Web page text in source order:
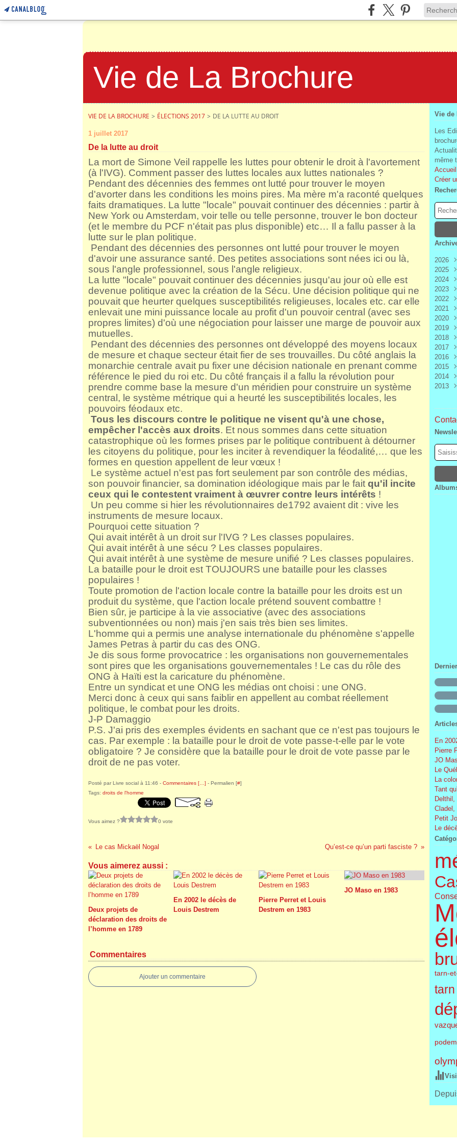
Vie de La Brochure
VIE DE LA BROCHURE > ÉLECTIONS 2017 > DE LA LUTTE AU DROIT
1 juillet 2017
De la lutte au droit
La mort de Simone Veil rappelle les luttes pour obtenir le droit à l'avortement
(à l'IVG). Comment passer des luttes locales aux luttes nationales ?
Pendant des décennies des femmes ont lutté pour trouver le moyen
d'avorter dans les conditions les moins pires. Ma mère m'a raconté quelques
faits dramatiques. La lutte "locale" pouvait continuer des décennies : partir à
New York ou Amsterdam, voir telle ou telle personne, trouver le bon docteur
(et le membre du PCF n'était pas plus disponible) etc… Il a fallu passer à la
lutte sur le plan politique.
Pendant des décennies des personnes ont lutté pour trouver le moyen
d'avoir une assurance santé. Des petites associations sont nées ici ou là,
sous l'angle professionnel, sous l'angle religieux.
La lutte "locale" pouvait continuer des décennies jusqu'au jour où elle est
devenue politique avec la création de la Sécu. Une décision politique qui ne
pouvait que heurter quelques susceptibilités religieuses, locales etc. car elle
enlevait une mini puissance locale au profit d'un pouvoir central (avec ses
propres limites) d'où une négociation pour laisser une marge de pouvoir aux
mutuelles.
Pendant des décennies des personnes ont développé des moyens locaux
de mesure et chaque secteur était fier de ses trouvailles. Du côté anglais la
monarchie centrale avait pu fixer une décision nationale en prenant comme
référence le pied du roi etc. Du côté français il a fallu la révolution pour
prendre comme base la mesure d'un méridien pour construire un système
central, le système métrique qui a heurté les susceptibilités locales, les
pouvoirs féodaux etc.
Tous les discours contre le politique ne visent qu'à une chose,
empêcher l'accès aux droits. Et nous sommes dans cette situation
catastrophique où les formes prises par le politique contribuent à détourner
les citoyens du politique, pour les inciter à revendiquer la féodalité,… que les
formes en question appellent de leur vœux !
Le système actuel n'est pas fort seulement par son contrôle des médias,
son pouvoir financier, sa domination idéologique mais par le fait qu'il incite
ceux qui le contestent vraiment à œuvrer contre leurs intérêts !
Un peu comme si hier les révolutionnaires de1792 avaient dit : vive les
instruments de mesure locaux.
Pourquoi cette situation ?
Qui avait intérêt à un droit sur l'IVG ? Les classes populaires.
Qui avait intérêt à une sécu ? Les classes populaires.
Qui avait intérêt à une système de mesure unifié ? Les classes populaires.
La bataille pour le droit est TOUJOURS une bataille pour les classes
populaires !
Toute promotion de l'action locale contre la bataille pour les droits est un
produit du système, que l'action locale prétend souvent combattre !
Bien sûr, je participe à la vie associative (avec des associations
subventionnées ou non) mais j'en sais très bien ses limites.
L'homme qui a permis une analyse internationale du phénomène s'appelle
James Petras à partir du cas des ONG.
Je dis sous forme provocatrice : les organisations non gouvernementales
sont pires que les organisations gouvernementales ! Le cas du rôle des
ONG à Haïti est la caricature du phénomène.
Entre un syndicat et une ONG les médias ont choisi : une ONG.
Merci donc à ceux qui sans faiblir en appellent au combat réellement
politique, le combat pour les droits.
J-P Damaggio
P.S. J'ai pris des exemples évidents en sachant que ce n'est pas toujours le
cas. Par exemple : la bataille pour le droit de vote passe-t-elle par le vote
obligatoire ? Je considère que la bataille pour le droit de vote passe par le
droit de ne pas voter.
Posté par Livre social à 11:46 - Commentaires [ ] - Permalien [#]
Tags: droits de l'homme
Vous aimez ? 0 vote
Le cas Mickaël Nogal Qu’est-ce qu’un parti fasciste ?
Vous aimerez aussi :
Deux projets de
déclaration des droits de
l’homme en 1789
En 2002 le décès de
Louis Destrem
Pierre Perret et Louis
Destrem en 1983
JO Maso en 1983
Commentaires
Ajouter un commentaire
Vie de
Les
même
Créer
2026
Août
Juin
Mai
Avril
Mars
2025
Août
Juin
Mai
Avril
Mars
2024
Août
Juin
Mai
Avril
Mars
2023
Août
Juin
Mai
Avril
Mars
2022
Août
Juin
Mai
Avril
2021
Août
Juin
Mai
2020
Août
Juin
Mars
2019
Août
Avril
2018
Août
Mai
2017
Juin
Mai
2016
Juin
Mai
2015
Août
Juin
Mai
2014
Juin
Mai
2013
En
Pierre
JO
Le
La
Tant
Cladel,
Petit
Le
tarn-